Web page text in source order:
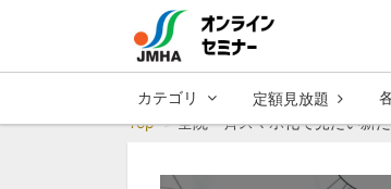
カテゴリ 定額見放題
Top
全院一斉スマホ化で見たい新